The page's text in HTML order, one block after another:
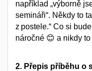
například „výborně
semináři“. Někdy to
z postele.“ Co si
náročné 😊 a nikdy
2. Přepis příběhu o